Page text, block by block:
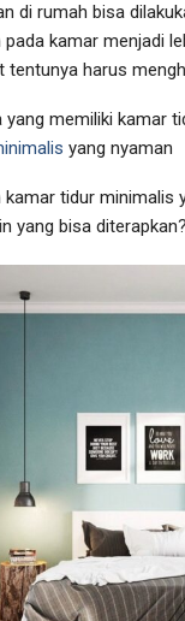
di rumah bisa
kamar menjadi
harus
yang memiliki kamar
yang nyaman
tidur minimalis
yang bisa